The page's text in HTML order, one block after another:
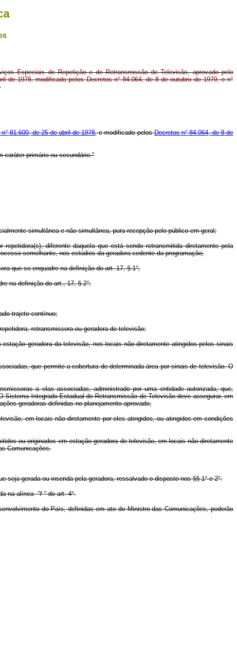
Especiais de Repetição e de Retransmissão de Televisão, aprovado pelo
de 1978, modificado pelos Decretos n° 84.064, de 8 de outubro de 1979, e n°
n° 81.600, de 25 de abril de 1978, e modificado pelosDecretos n° 84.064, de 8 de
caráter primário ou secundário."
simultânea e não simultânea, pura recepção pelo público em geral;
diferente daquela que está sendo retransmitida diretamente pela
semelhante, nos estúdios da geradora cedente da programação;
que se enquadre na definição do art. 17, § 1°;
na definição do art., 17, § 2°;
trajeto contínuo;
retransmissora ou geradora de televisão;
geradora da televisão, nos locais não diretamente atingidos pelos sinais
que permite a cobertura de determinada área por sinais de televisão. O
a elas associadas, administrado por uma entidade autorizada, que,
Integrado Estadual de Retransmissão de Televisão deve assegurar, em
geradoras definidas no planejamento aprovado;
em locais não diretamente por eles atingidos, ou atingidos em condições
ou originados em estação geradora de televisão, em locais não diretamente
Comunicações.
seja gerada ou inserida pela geradora, ressalvado o disposto nos §§ 1° e 2°.
na alínea"f "do art. 4°.
do País, definidas em ato do Ministro das Comunicações, poderão